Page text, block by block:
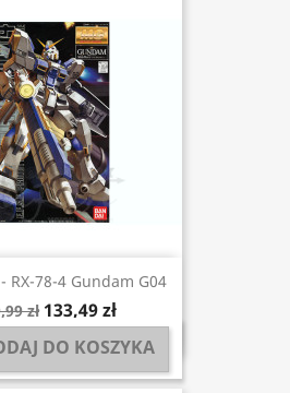
RX-78-4 Gundam G04
zł 133,49 zł
DO KOSZYKA